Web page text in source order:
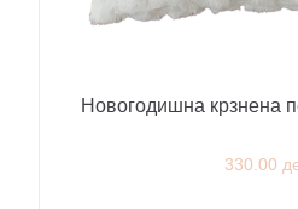
Новогодишна крзнена
330.00